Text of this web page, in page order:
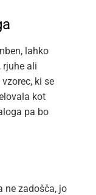
lahko
rjuhe ali
ki se
kot
pa bo
ne zadošča, jo